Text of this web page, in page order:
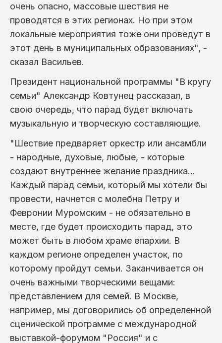
очень опасно, массовые шествия не
проводятся в этих регионах. Но при этом
локальные мероприятия тоже они проведут в
этот день в муниципальных образованиях", -
сказал Васильев.
Президент национальной программы "В кругу
семьи" Александр Ковтунец рассказал, в
свою очередь, что парад будет включать
музыкальную и творческую составляющие.
"Шествие предваряет оркестр или ансамбли
- народные, духовые, любые, - которые
создают внутреннее желание праздника…
Каждый парад семьи, который мы хотели бы
провести, начнется с молебна Петру и
Февронии Муромским - не обязательно в
месте, где будет происходить парад, это
может быть в любом храме епархии. В
каждом регионе определен участок, по
которому пройдут семьи. Заканчивается он
очень важными творческими вещами:
представлением для семей. В Москве,
например, мы договорились об определенной
сценической программе с международной
выставкой-форумом "Россия" и с